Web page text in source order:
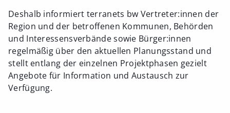
Deshalb informiert terranets bw Vertreter:innen der
Region und der betroffenen Kommunen, Behörden
und Interessensverbände sowie Bürger:innen
regelmäßig über den aktuellen Planungsstand und
stellt entlang der einzelnen Projektphasen gezielt
Angebote für Information und Austausch zur
Verfügung.